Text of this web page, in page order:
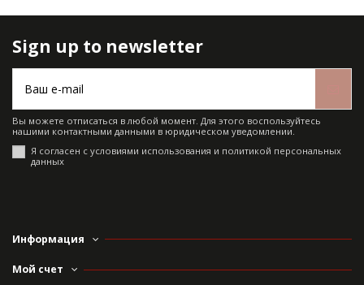
Sign up to newsletter
Вы можете отписаться в любой момент. Для этого воспользуйтесь
нашими контактными данными в юридическом уведомлении.
Я согласен с условиями использования и политикой персональных
данных
Информация
Мой счет